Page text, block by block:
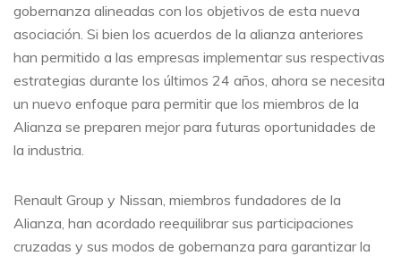
gobernanza alineadas con los objetivos de esta nueva
asociación. Si bien los acuerdos de la alianza anteriores
han permitido a las empresas implementar sus respectivas
estrategias durante los últimos 24 años, ahora se necesita
un nuevo enfoque para permitir que los miembros de la
Alianza se preparen mejor para futuras oportunidades de
la industria.
Renault Group y Nissan, miembros fundadores de la
Alianza, han acordado reequilibrar sus participaciones
cruzadas y sus modos de gobernanza para garantizar la